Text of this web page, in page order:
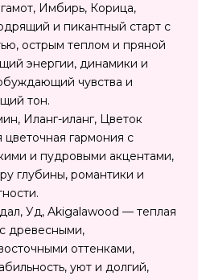
Имбирь, Корица,
и пикантный старт с
острым теплом и пряной
энергии, динамики и
чувства и
тон.
Иланг-иланг, Цветок
гармония с
и пудровыми акцентами,
глубины, романтики и
Уд, Akigalawood — теплая
древесными,
оттенками,
уют и долгий,